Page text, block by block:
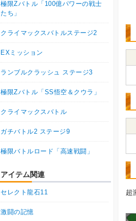
超
極限Zバトル「100億パワーの戦士
たち」
クライマックスバトルステージ2
EXミッション
ランブルクラッシュ ステージ3
極限Zバトル「SS悟空＆クウラ」
クライマックスバトル
ガチバトル2 ステージ9
極限バトルロード「高速戦闘」
アイテム関連
セレクト龍石11
激闘の記憶